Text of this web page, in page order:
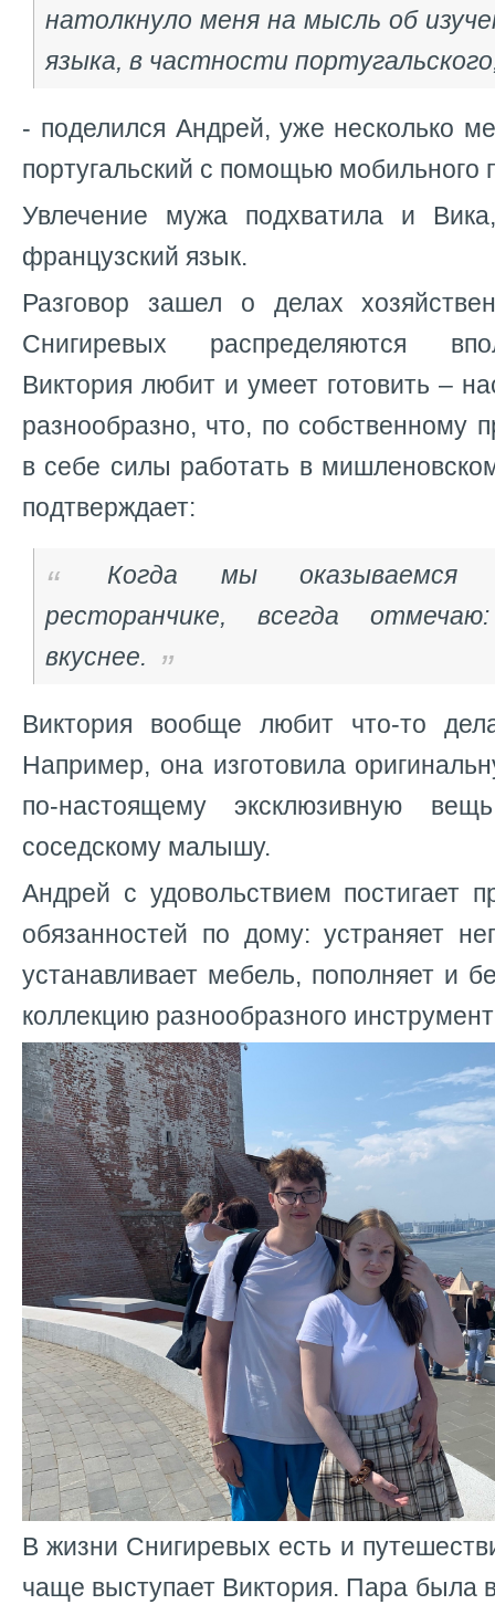
натолкнуло меня на мысль об
языка, в частности
- поделился Андрей, уже несколько
португальский с помощью мобильного
Увлечение мужа подхватила и
французский язык.
Разговор зашел о делах
Снигиревых распределяются
Виктория любит и умеет готовить –
разнообразно, что, по собственному
в себе силы работать в
подтверждает:
Когда мы оказываемся
ресторанчике, всегда
вкуснее.
Виктория вообще любит что-то
Например, она изготовила
по-настоящему эксклюзивную
соседскому малышу.
Андрей с удовольствием постигает
обязанностей по дому: устраняет
устанавливает мебель, пополняет и
коллекцию разнообразного
В жизни Снигиревых есть и
чаще выступает Виктория. Пара была